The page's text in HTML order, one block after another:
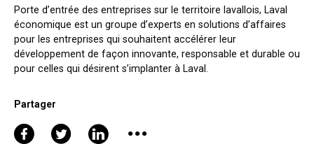
Porte d’entrée des entreprises sur le territoire lavallois, Laval
économique est un groupe d’experts en solutions d’affaires
pour les entreprises qui souhaitent accélérer leur
développement de façon innovante, responsable et durable ou
pour celles qui désirent s’implanter à Laval.
Partager